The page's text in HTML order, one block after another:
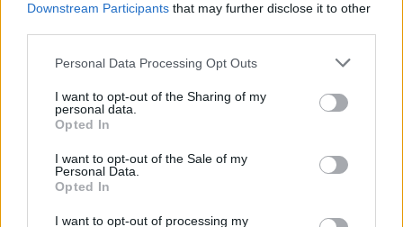
Downstream Participants that may further disclose it to other
Please note that this website/app uses one or more Google
not limited to your visit or usage behaviour. You may click to
grant or deny consent to Google and its third-party tags to
use your data for below specified purposes in below Google
consent section.
Personal Data Processing Opt Outs
I want to opt-out of the Sharing of my
personal data.
Opted In
I want to opt-out of the Sale of my
Personal Data.
Opted In
I want to opt-out of processing my